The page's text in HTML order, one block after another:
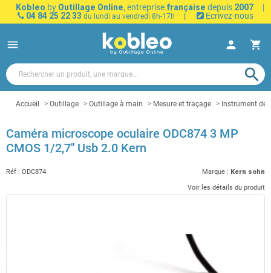
Kobleo by Outillage Online, entreprise française depuis 2007
|
04 84 25 22 33 du lundi au vendredi 8h-17h | Ecrivez-nous
menu person shopping_cart
search
Accueil Outillage Outillage à main Mesure et traçage Instrument de
Caméra microscope oculaire ODC874 3 MP
CMOS 1/2,7" Usb 2.0 Kern
Réf : ODC874 Marque : Kern sohn
Voir les détails du produit